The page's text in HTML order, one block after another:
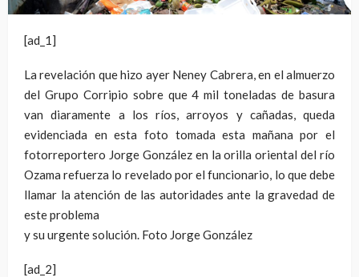
[ad_1]
La revelación que hizo ayer Neney Cabrera, en el almuerzo
del Grupo Corripio sobre que 4 mil toneladas de basura
van diaramente a los ríos, arroyos y cañadas, queda
evidenciada en esta foto tomada esta mañana por el
fotorreportero Jorge González en la orilla oriental del río
Ozama refuerza lo revelado por el funcionario, lo que debe
llamar la atención de las autoridades ante la gravedad de
este problema
y su urgente solución. Foto Jorge González
[ad_2]